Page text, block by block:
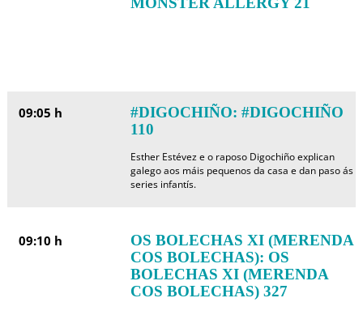
09:05 h
#DIGOCHIÑO: #DIGOCHIÑO
110
Esther Estévez e o raposo Digochiño explican
galego aos máis pequenos da casa e dan paso ás
series infantís.
09:10 h
OS BOLECHAS XI (MERENDA
COS BOLECHAS): OS
BOLECHAS XI (MERENDA
COS BOLECHAS) 327